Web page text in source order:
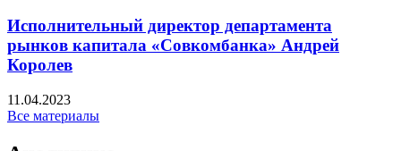
Исполнительный директор департамента
рынков капитала «Совкомбанка» Андрей
Королев
11.04.2023
Все материалы